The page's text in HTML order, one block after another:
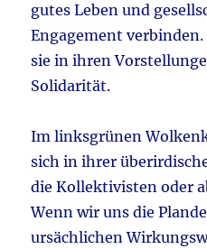
gutes Leben und
Engagement
sie in ihren
Solidarität.
Im linksgrünen
sich in ihrer
die Kollektivisten oder
Wenn wir uns die
ursächlichen